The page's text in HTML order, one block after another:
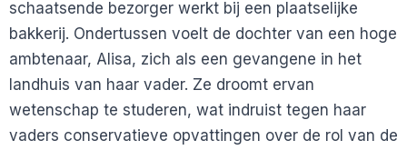
schaatsende bezorger werkt bij een plaatselijke
bakkerij. Ondertussen voelt de dochter van een hoge
ambtenaar, Alisa, zich als een gevangene in het
landhuis van haar vader. Ze droomt ervan
wetenschap te studeren, wat indruist tegen haar
vaders conservatieve opvattingen over de rol van de